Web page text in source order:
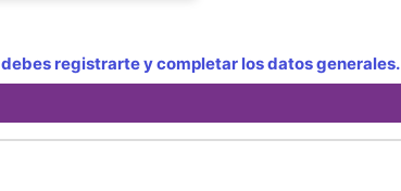
registrarte y completar los datos generales.